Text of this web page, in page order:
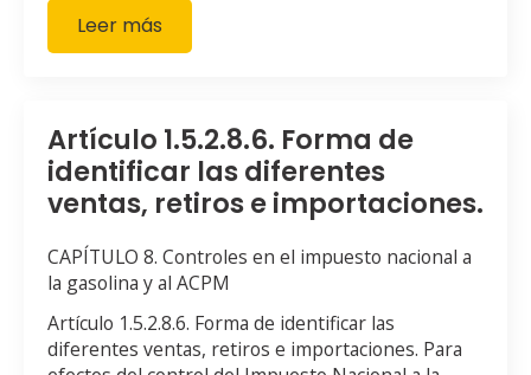
Leer más
Artículo 1.5.2.8.6. Forma de
identificar las diferentes
ventas, retiros e importaciones.
CAPÍTULO 8. Controles en el impuesto nacional a
la gasolina y al ACPM
Artículo 1.5.2.8.6. Forma de identificar las
diferentes ventas, retiros e importaciones. Para